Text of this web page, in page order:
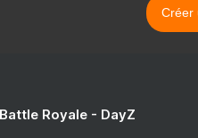
Créer
Royale - DayZ